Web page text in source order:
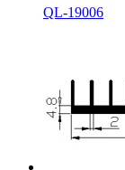
QL-19006